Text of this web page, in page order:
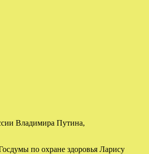
Владимира Путина,
по охране здоровья Ларису